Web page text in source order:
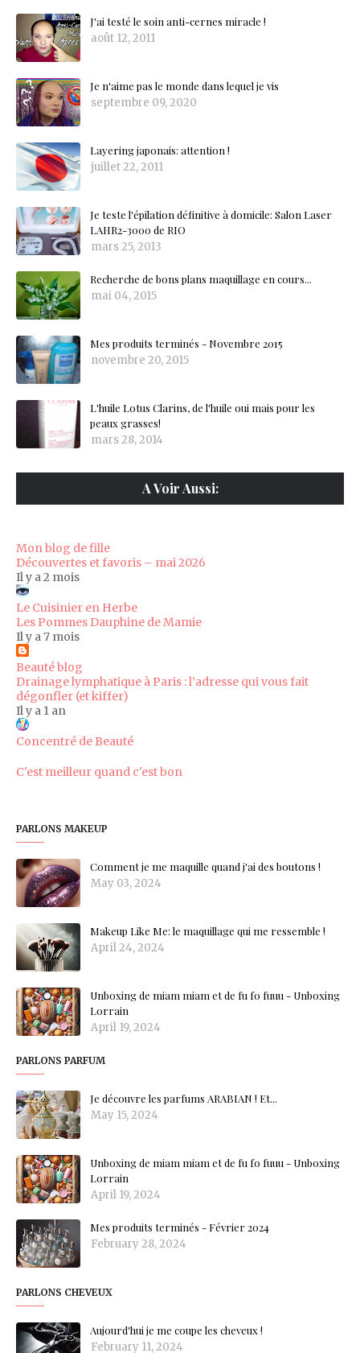
J'ai testé le soin anti-cernes miracle !
août 12, 2011
Je n'aime pas le monde dans lequel je vis
septembre 09, 2020
Layering japonais: attention !
juillet 22, 2011
Je teste l'épilation définitive à domicile: Salon Laser
LAHR2-3000 de RIO
mars 25, 2013
Recherche de bons plans maquillage en cours...
mai 04, 2015
Mes produits terminés - Novembre 2015
novembre 20, 2015
L'huile Lotus Clarins, de l'huile oui mais pour les
peaux grasses!
mars 28, 2014
A Voir Aussi:
Mon blog de fille
Découvertes et favoris – mai 2026
Il y a 2 mois
Le Cuisinier en Herbe
Les Pommes Dauphine de Mamie
Il y a 7 mois
Beauté blog
Drainage lymphatique à Paris : l’adresse qui vous fait
dégonfler (et kiffer)
Il y a 1 an
Concentré de Beauté
C'est meilleur quand c'est bon
PARLONS MAKEUP
Comment je me maquille quand j'ai des boutons !
May 03, 2024
Makeup Like Me: le maquillage qui me ressemble !
April 24, 2024
Unboxing de miam miam et de fu fo fuuu - Unboxing
Lorrain
April 19, 2024
PARLONS PARFUM
Je découvre les parfums ARABIAN ! Et...
May 15, 2024
Unboxing de miam miam et de fu fo fuuu - Unboxing
Lorrain
April 19, 2024
Mes produits terminés - Février 2024
February 28, 2024
PARLONS CHEVEUX
Aujourd'hui je me coupe les cheveux !
February 11, 2024